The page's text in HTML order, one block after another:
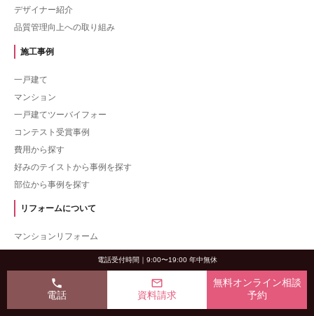
デザイナー紹介
品質管理向上への取り組み
施工事例
一戸建て
マンション
一戸建てツーバイフォー
コンテスト受賞事例
費用から探す
好みのテイストから事例を探す
部位から事例を探す
リフォームについて
マンションリフォーム
中古リフォーム
中古マンションリフォーム
電話受付時間｜9:00〜19:00 年中無休
phone
電話
mail_outline
資料請求
無料オンライン相談
予約